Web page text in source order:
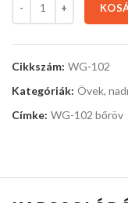
Cikkszám: WG-102
Kategóriák: Övek,
Címke: WG-102 bőröv